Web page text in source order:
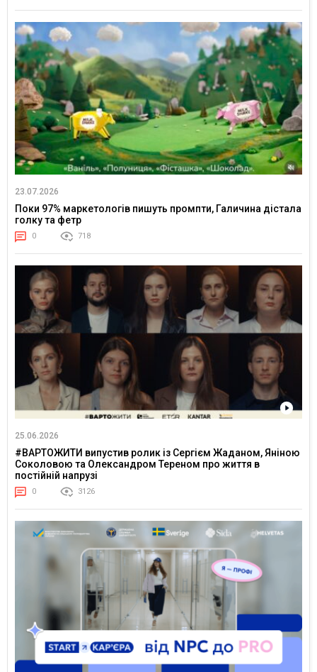
23.07.2026
Поки 97% маркетологів пишуть промпти, Галичина дістала
голку та фетр
0 718
25.06.2026
#ВАРТОЖИТИ випустив ролик із Сергієм Жаданом, Яніною
Соколовою та Олександром Тереном про життя в
постійній напрузі
0 3126